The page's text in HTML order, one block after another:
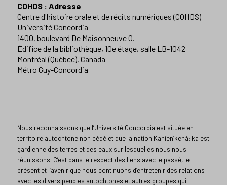
COHDS : Adresse
Centre d'histoire orale et de récits numériques (COHDS)
Université Concordia
1400, boulevard De Maisonneuve O.
Édifice de la bibliothèque, 10e étage, salle LB-1042
Montréal (Québec), Canada
Métro Guy-Concordia
Nous reconnaissons que l’Université Concordia est située en
territoire autochtone non cédé et que la nation Kanien’kehá: ka est
gardienne des terres et des eaux sur lesquelles nous nous
réunissons. C’est dans le respect des liens avec le passé, le
présent et l’avenir que nous continuons d’entretenir des relations
avec les divers peuples autochtones et autres groupes qui